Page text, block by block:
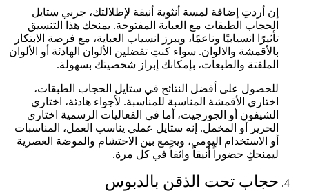
إن أردتِ إضافة لمسة أنثوية أنيقة لإطلالتك، جربي ستايل
الحجاب الطبقات مع العباية المفتوحة. يمنحك هذا التنسيق
تأثيرًا انسيابيًا وناعمًا، ويبرز انسياب العباية، مع فرصة الابتكار
بالأقمشة والالوان. سواء كنتِ تفضلين الألوان الهادئة أو الألوان
الملفتة والطبعات، بإمكانك إبراز شخصيتك بسهولة.
للحصول على أفضل النتائج في ستايل الحجاب الطبقات،
اختاري الأقمشة المناسبة للمناسبة. لأجواء هادئة، اختاري
الشيفون أو الجورجيت، أما في الفعاليات الرسمية اختاري
الحرير أو المخمل. إنه ستايل عملي يناسب العمل، المناسبات
أو الاستخدام اليومي، ويجمع بين الاحتشام والموضة العصرية
ليمنحكِ حضوراً أنيقاً واثقاً في كل مرة.
حجاب تحت الذقن بالدبوس